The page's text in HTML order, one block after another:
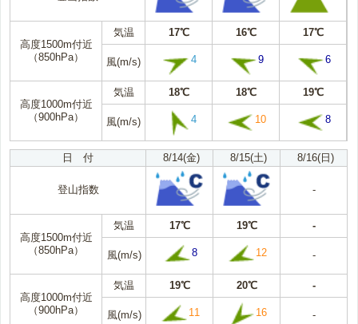
高度1500m付近
（850hPa）
気温 17℃ 16℃ 17℃
風(m/s) 4 9 6
高度1000m付近
（900hPa）
気温 18℃ 18℃ 19℃
風(m/s) 4 10 8
日 付 8/14(金) 8/15(土) 8/16(日)
登山指数 -
高度1500m付近
（850hPa）
気温 17℃ 19℃ -
風(m/s) 8 12 -
高度1000m付近
（900hPa）
気温 19℃ 20℃ -
風(m/s) 11 16 -